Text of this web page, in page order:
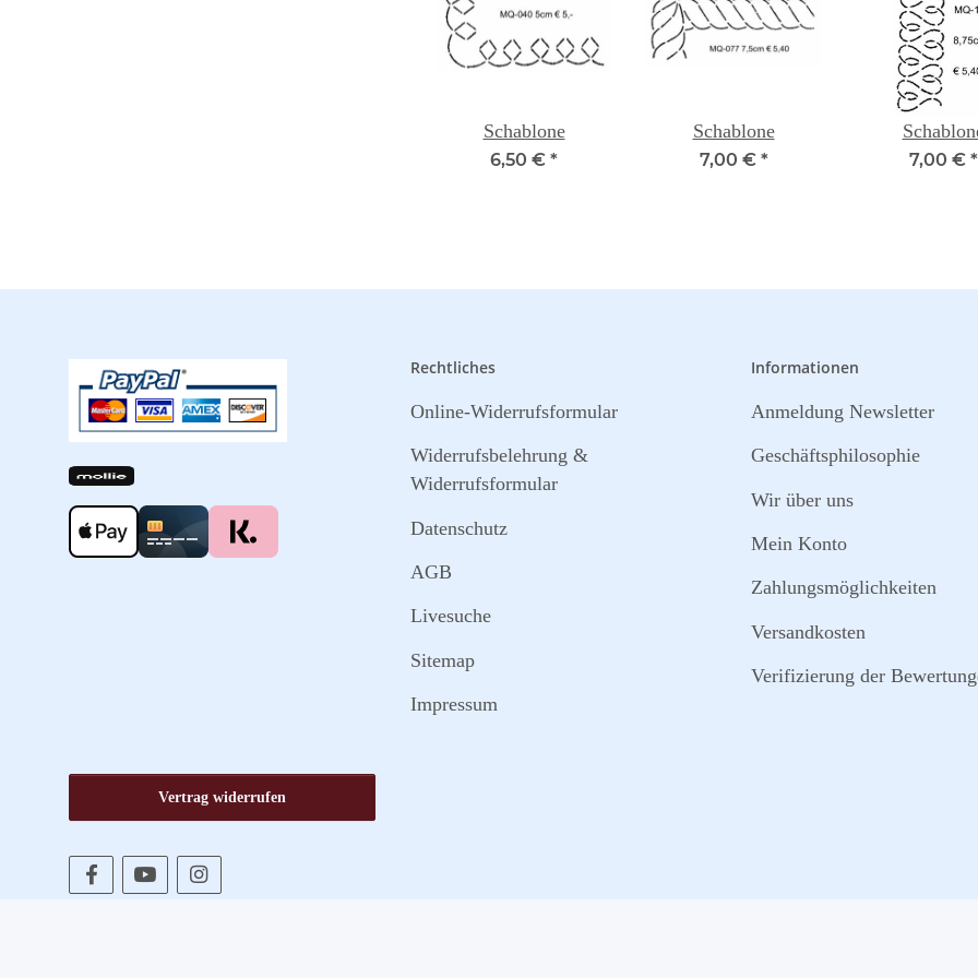
Schablone
6,50 € *
Schablone
7,00 € * 7,00 € *
Rechtliches
Online-Widerrufsformular
Widerrufsbelehrung &
Widerrufsformular
Datenschutz
AGB
Livesuche
Sitemap
Impressum
Informationen
Anmeldung Newsletter
Geschäftsphilosophie
Wir über uns
Mein Konto
Zahlungsmöglichkeiten
Versandkosten
Verifizierung der
Vertrag widerrufen